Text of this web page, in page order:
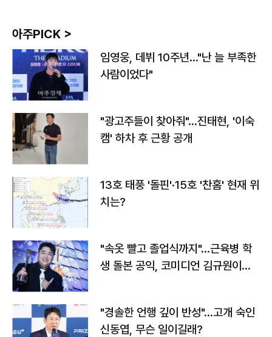
아주PICK >
임영웅, 데뷔 10주년…"난 늘 부족한
사람이었다"
"광고주들이 찾아줘"…진태현, '이숙
캠' 하차 후 근황 공개
13호 태풍 '돌핀'·15호 '찬홈' 현재 위
치는?
"속옷 빨고 졸업식까지"…근육병 학
생 돌본 공익, 코미디언 김규원이었
"경솔한 언행 깊이 반성"…고개 숙인
신동엽, 무슨 일이길래?